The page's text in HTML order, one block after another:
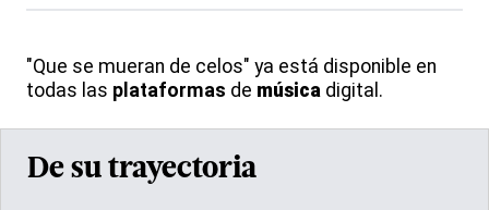
"Que se mueran de celos" ya está disponible en
todas las plataformas de música digital.
De su trayectoria